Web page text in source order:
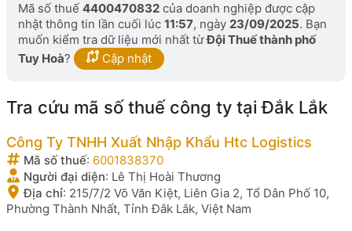
Mã số thuế 4400470832 của doanh nghiệp được cập
nhật thông tin lần cuối lúc 11:57, ngày 23/09/2025. Bạn
muốn kiểm tra dữ liệu mới nhất từĐội Thuế thành phố
Tuy Hoà? Cập nhật
Tra cứu mã số thuế công ty tại Đắk Lắk
Công Ty TNHH Xuất Nhập Khẩu Htc Logistics
Mã số thuế: 6001838370
Người đại diện: Lê Thị Hoài Thương
Địa chỉ: 215/7/2 Võ Văn Kiệt, Liên Gia 2, Tổ Dân Phố 10,
Phường Thành Nhất, Tỉnh Đắk Lắk, Việt Nam